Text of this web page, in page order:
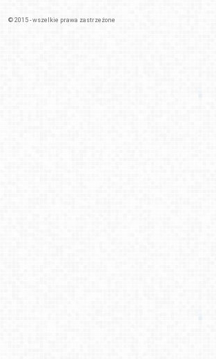
© 2015 - wszelkie prawa zastrzeżone